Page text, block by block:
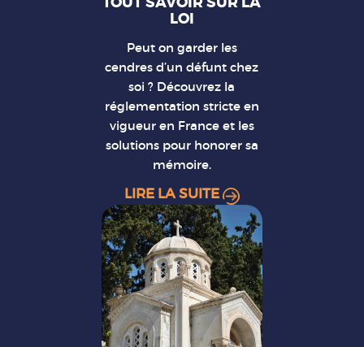
LOI
Peut on garder les
cendres d’un défunt chez
soi ? Découvrez la
réglementation stricte en
vigueur en France et les
solutions pour honorer sa
mémoire.
LIRE LA SUITE